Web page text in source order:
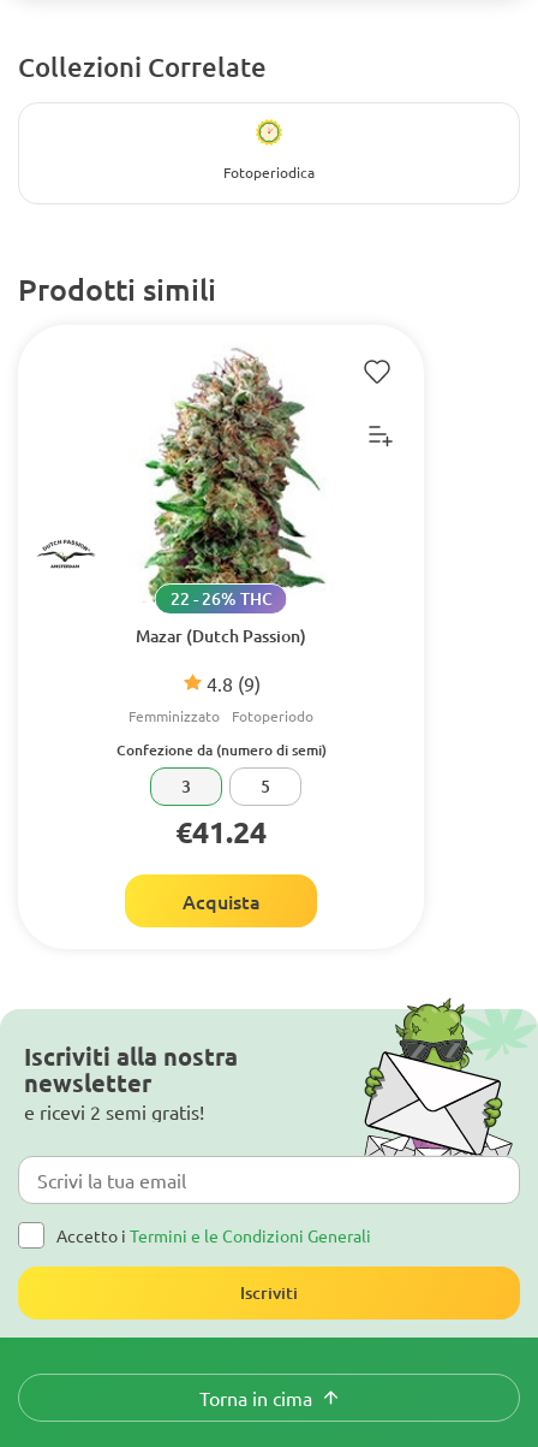
Collezioni Correlate
Fotoperiodica
Prodotti simili
Mazar (Dutch Passion)
4.8 (9)
22 - 26% THC
Femminizzato Fotoperiodo
Confezione da (numero di semi)
3 5
€41.24
Acquista
Iscriviti alla nostra
newsletter
e ricevi 2 semi gratis!
Accetto i Termini e le Condizioni Generali
Iscriviti
Torna in cima